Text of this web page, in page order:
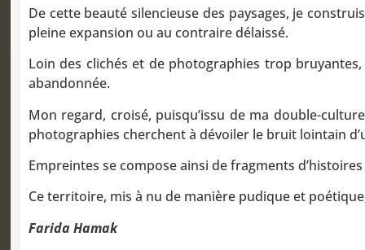
De cette beauté silencieuse des paysages, je
pleine expansion ou au contraire délaissé.
Loin des clichés et de photographies trop
abandonnée.
Mon regard, croisé, puisqu’issu de ma double-
photographies cherchent à dévoiler le bruit lointain
Empreintes se compose ainsi de fragments
Ce territoire, mis à nu de manière pudique et
Farida Hamak